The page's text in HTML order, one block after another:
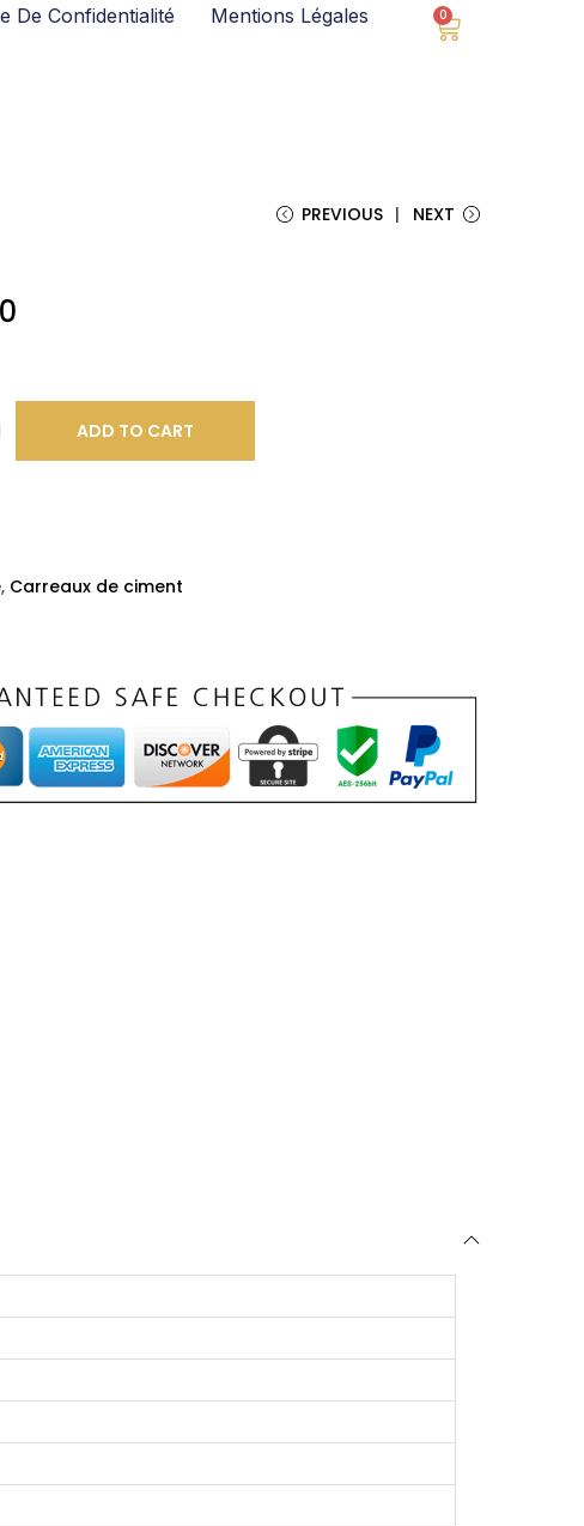
De Confidentialité Mentions Légales 0
PREVIOUS NEXT
ADD TO CART
, Carreaux de ciment